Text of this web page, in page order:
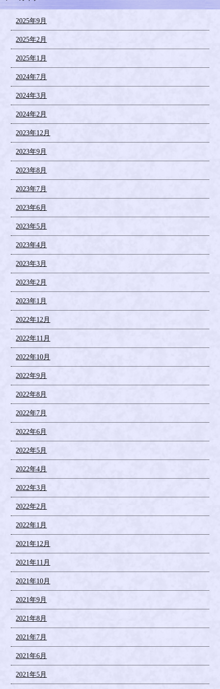
2025年9月
2025年2月
2025年1月
2024年7月
2024年3月
2024年2月
2023年12月
2023年9月
2023年8月
2023年7月
2023年6月
2023年5月
2023年4月
2023年3月
2023年2月
2023年1月
2022年12月
2022年11月
2022年10月
2022年9月
2022年8月
2022年7月
2022年6月
2022年5月
2022年4月
2022年3月
2022年2月
2022年1月
2021年12月
2021年11月
2021年10月
2021年9月
2021年8月
2021年7月
2021年6月
2021年5月